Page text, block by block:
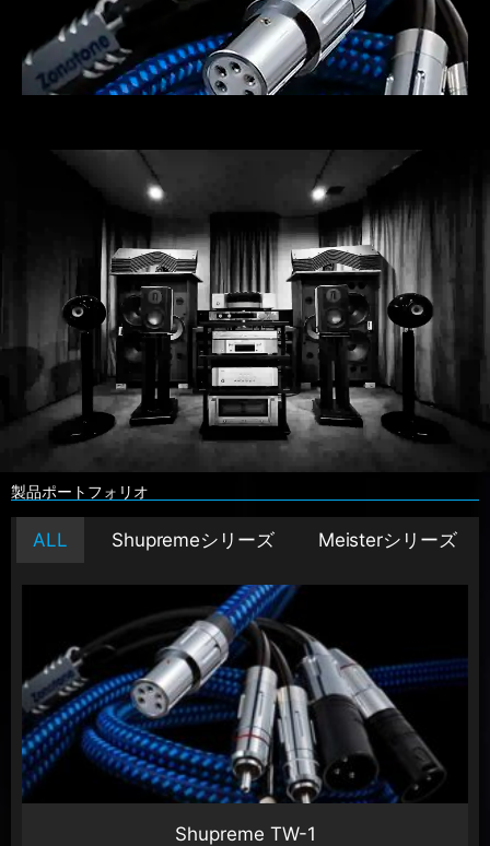
製品ポートフォリオ
ALL Shupremeシリーズ Meisterシリーズ
Shupreme TW-1